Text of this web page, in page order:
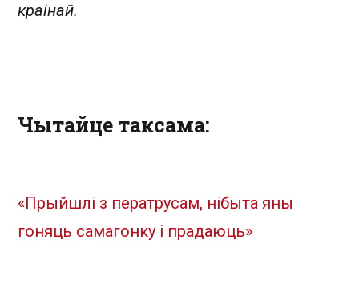
краінай.
Чытайце таксама:
«Прыйшлі з ператрусам, нібыта яны
гоняць самагонку і прадаюць»